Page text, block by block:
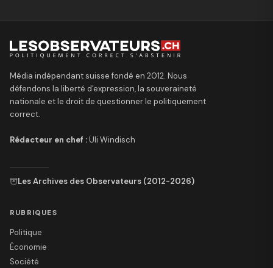
Média indépendant suisse fondé en 2012. Nous
défendons la liberté d'expression, la souveraineté
nationale et le droit de questionner le politiquement
correct.
Rédacteur en chef :Uli Windisch
Les Archives des Observateurs (2012-2026)
RUBRIQUES
Politique
Économie
Société